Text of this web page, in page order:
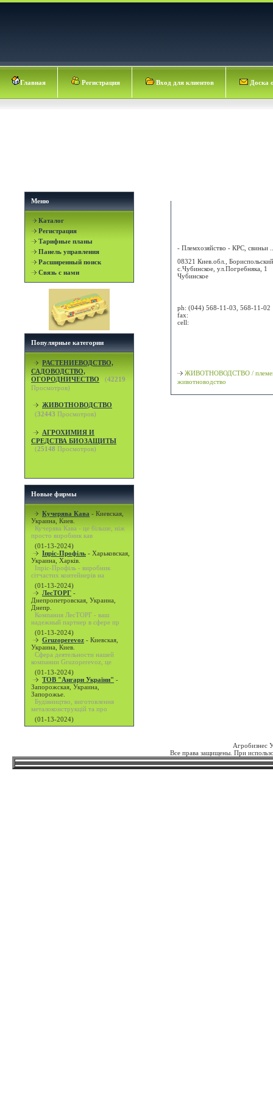
Главная Регистрация Вход для клиентов Доска
Меню
Каталог
Регистрация
Тарифные планы
Панель управления
Расширенный поиск
Связь с нами
Популярные категории
РАСТЕНИЕВОДСТВО,
САДОВОДСТВО,
ОГОРОДНИЧЕСТВО
(42219
Просмотров)
ЖИВОТНОВОДСТВО
(32443 Просмотров)
АГРОХИМИЯ И
СРЕДСТВА БИОЗАЩИТЫ
(25148 Просмотров)
Новые фирмы
Кучерява Кава - Киевская,
Украина, Киев.
Кучерява Кава - це більше, ніж
просто виробник кав
(01-13-2024)
Іпріс-Профіль - Харьковская,
Украина, Харків.
Іпріс-Профіль - виробник
сітчастих контейнерів на
(01-13-2024)
ЛесТОРГ -
Днепропетровская, Украина,
Днепр.
Компания ЛесТОРГ - ваш
надежный партнер в сфере пр
(01-13-2024)
Gruzoperevoz - Киевская,
Украина, Киев.
Сфера деятельности нашей
компании Gruzoperevoz, це
(01-13-2024)
ТОВ "Ангари України" -
Запорожская, Украина,
Запорожье.
Будівництво, виготовлення
металоконструкцій та про
(01-13-2024)
- Племхозяйство - КРС, свиньи
08321 Киев.обл.,
с.Чубинское, ул.Погребняка, 1
Чубинское
ph: (044) 568-11-03, 568-11-02
fax:
cell:
ЖИВОТНОВОДСТВО /
животноводство
Агробизнес
Все права защищены. При